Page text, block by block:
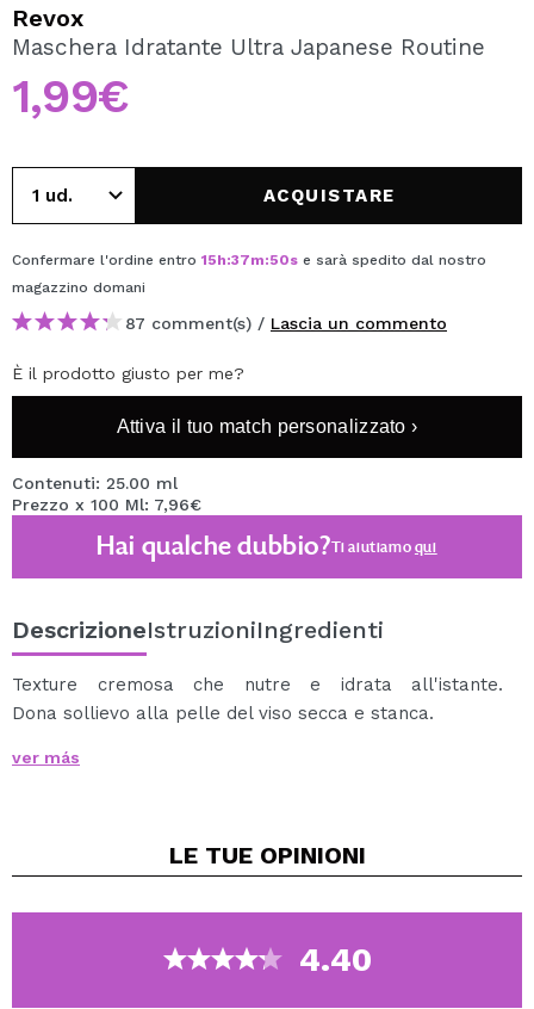
Creando un account su Maquibeauty.it potrai fare i tuoi
acquisti velocemente, controllare lo stato dei tuoi ordini e
consultare le tue operazioni precedenti.
CREARE UN ACCOUNT
Revox
Maschera Idratante Ultra Japanese Routine
1,99€
ACQUISTARE
Confermare l'ordine entro 15h:37m:49s e sarà spedito dal nostro
magazzino domani
87 comment(s) / Lascia un commento
È il prodotto giusto per me?
Attiva il tuo match personalizzato ›
Contenuti: 25.00 ml
Prezzo x 100 Ml: 7,96€
Hai qualche dubbio?Ti aiutiamoqui
DescrizioneIstruzioniIngredienti
Texture cremosa che nutre e idrata all'istante.
Dona sollievo alla pelle del viso secca e stanca.
azione rigenerante e ringiovanente. L'argilla rosa dona
lenisce e protegge contro la perdita di acqua. Il latte di
rassoda la pelle.
La maschera è perfetta per una cura quotidiana.
Agisce in soli 3 minuti.
ver más
LE TUE OPINIONI
4.40